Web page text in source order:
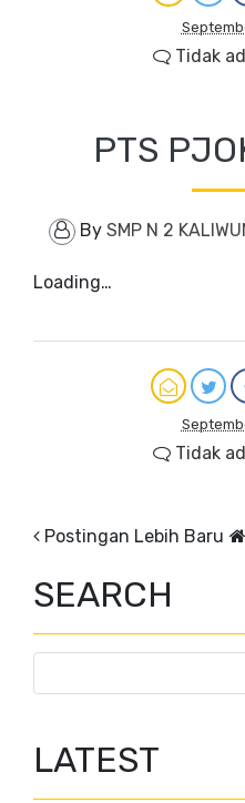
Tidak
PTS
By SMP N 2
Loading…
Tidak
Postingan Lebih Baru
SEARCH
LATEST